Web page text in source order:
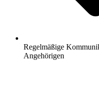
Regelmäßige
Angehörigen